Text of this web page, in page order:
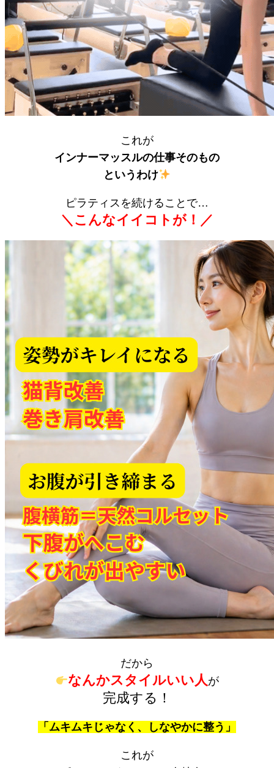
これが
インナーマッスルの仕事そのもの
というわけ
ピラティスを続けることで…
＼こんなイイコトが！／
だから
なんかスタイルいい人 が
完成する！
「ムキムキじゃなく、しなやかに整う」
これが